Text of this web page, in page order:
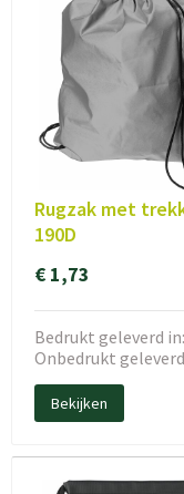
Rugzak met
190D
€ 1,73
Bedrukt geleverd
Onbedrukt
Bekijken